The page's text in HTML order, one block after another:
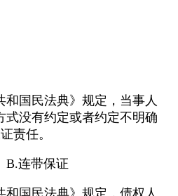
和国民法典》规定，当事人
式没有约定或者约定不明确
责任。
带保证